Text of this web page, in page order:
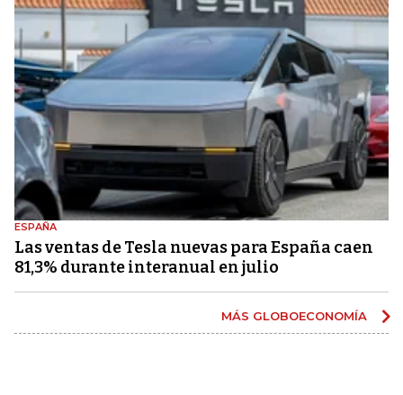
ESPAÑA
Las ventas de Tesla nuevas para España caen
81,3% durante interanual en julio
MÁS GLOBOECONOMÍA